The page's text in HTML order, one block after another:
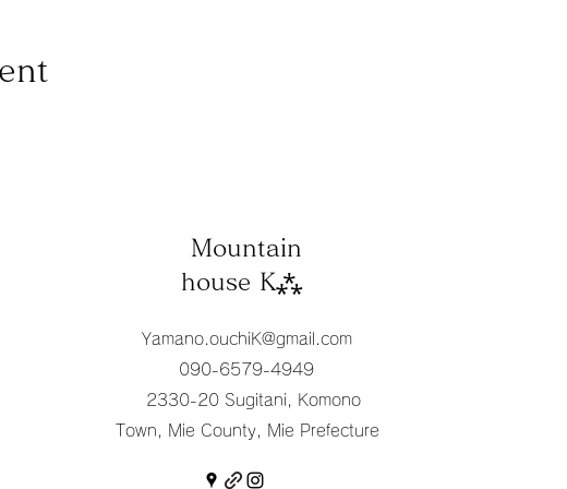
Mountain
house K⁂
Yamano.ouchiK@gmail.com
090-6579-4949
2330-20 Sugitani, Komono
Town, Mie County, Mie Prefecture